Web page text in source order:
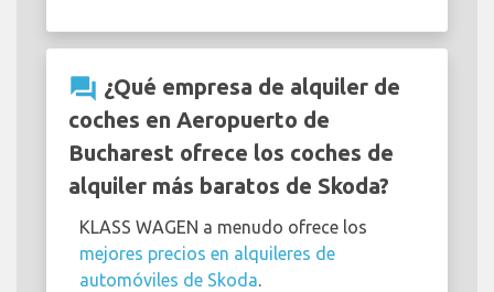
question_answer ¿Qué empresa de alquiler de
coches en Aeropuerto de
Bucharest ofrece los coches de
alquiler más baratos de Skoda?
KLASS WAGEN a menudo ofrece los
mejores precios en alquileres de
automóviles de Skoda.